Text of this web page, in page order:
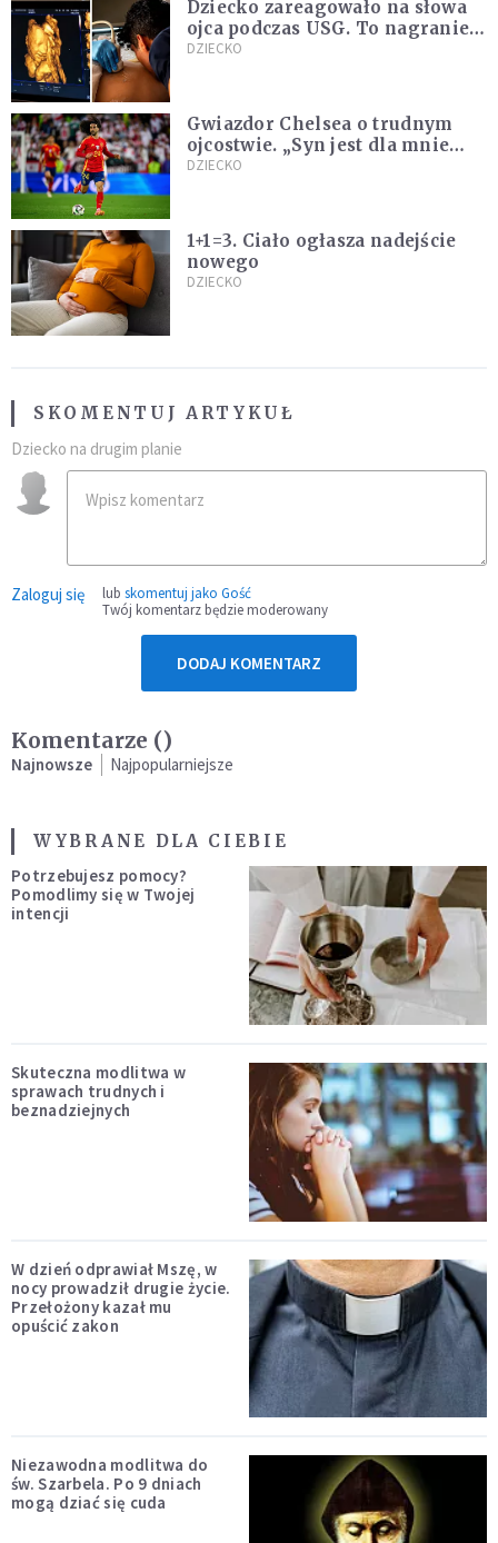
Dziecko zareagowało na słowa
ojca podczas USG. To nagranie
podbija sieć
DZIECKO
Gwiazdor Chelsea o trudnym
ojcostwie. „Syn jest dla mnie
ważniejszy niż sportowe trofea”
DZIECKO
1+1=3. Ciało ogłasza nadejście
nowego
DZIECKO
SKOMENTUJ ARTYKUŁ
Dziecko na drugim planie
Zaloguj się lub skomentuj jako Gość
Twój komentarz będzie moderowany
DODAJ KOMENTARZ
Komentarze ()
Najnowsze Najpopularniejsze
WYBRANE DLA CIEBIE
Potrzebujesz pomocy?
Pomodlimy się w Twojej
intencji
Skuteczna modlitwa w
sprawach trudnych i
beznadziejnych
W dzień odprawiał Mszę, w
nocy prowadził drugie życie.
Przełożony kazał mu
opuścić zakon
Niezawodna modlitwa do
św. Szarbela. Po 9 dniach
mogą dziać się cuda